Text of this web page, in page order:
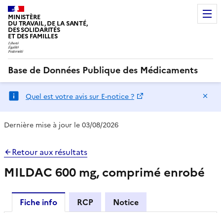
MINISTÈRE
DU TRAVAIL, DE LA SANTÉ,
DES SOLIDARITÉS
ET DES FAMILLES
Base de Données Publique des Médicaments
Quel est votre avis sur E-notice ?
Dernière mise à jour le 03/08/2026
Retour aux résultats
MILDAC 600 mg, comprimé enrobé
Fiche info RCP
Notice